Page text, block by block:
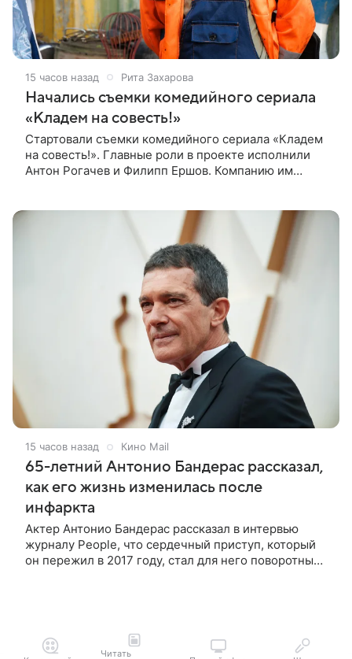
15 часов назад Рита Захарова
Начались съемки комедийного сериала
«Кладем на совесть!»
Стартовали съемки комедийного сериала «Кладем
на совесть!». Главные роли в проекте исполнили
Антон Рогачев и Филипп Ершов. Компанию им
15 часов назад Кино Mail
65-летний Антонио Бандерас рассказал,
как его жизнь изменилась после
инфаркта
Актер Антонио Бандерас рассказал в интервью
журналу People, что сердечный приступ, который
он пережил в 2017 году, стал для него поворотным
Читать